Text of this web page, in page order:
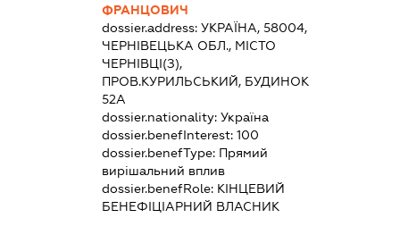
ФРАНЦОВИЧ
dossier.address:УКРАЇНА, 58004,
ЧЕРНІВЕЦЬКА ОБЛ., МІСТО
ЧЕРНІВЦІ(З),
ПРОВ.КУРИЛЬСЬКИЙ, БУДИНОК
52А
dossier.nationality:Україна
dossier.benefInterest:100
dossier.benefType: Прямий
вирішальний вплив
dossier.benefRole: КІНЦЕВИЙ
БЕНЕФІЦІАРНИЙ ВЛАСНИК